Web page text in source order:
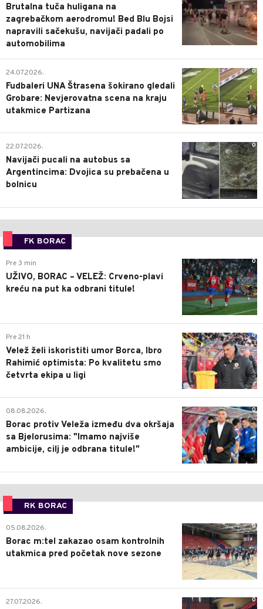
Brutalna tuča huligana na
zagrebačkom aerodromu! Bed Blu Bojsi
napravili sačekušu, navijači padali po
automobilima
0
24.07.2026.
Fudbaleri UNA Štrasena šokirano gledali
Grobare: Nevjerovatna scena na kraju
utakmice Partizana
0
22.07.2026.
Navijači pucali na autobus sa
Argentincima: Dvojica su prebačena u
bolnicu
FK BORAC
0
Pre 3 min
UŽIVO, BORAC – VELEŽ: Crveno-plavi
kreću na put ka odbrani titule!
0
Pre 21 h
Velež želi iskoristiti umor Borca, Ibro
Rahimić optimista: Po kvalitetu smo
četvrta ekipa u ligi
0
08.08.2026.
Borac protiv Veleža između dva okršaja
sa Bjelorusima: "Imamo najviše
ambicije, cilj je odbrana titule!"
RK BORAC
0
05.08.2026.
Borac m:tel zakazao osam kontrolnih
utakmica pred početak nove sezone
0
27.07.2026.